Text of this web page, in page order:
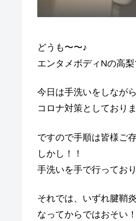
どうも〜〜♪
エンタメボディNの高梨
今日は手洗いをしなが
コロナ対策としており
ですので手順は皆様ご
しかし！！
手洗いを手で行ってお
それでは、いずれ腱鞘
なってからではおそい！